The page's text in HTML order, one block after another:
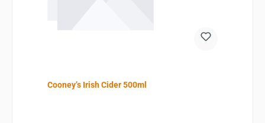
Cooney’s Irish Cider 500ml